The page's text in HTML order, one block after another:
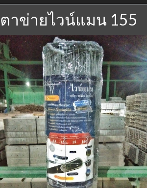
ตาข่ายไวน์แมน 155